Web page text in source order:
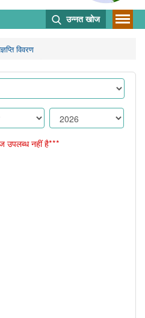
उन्नत खोज
विवरण
उपलब्ध नहीं है***